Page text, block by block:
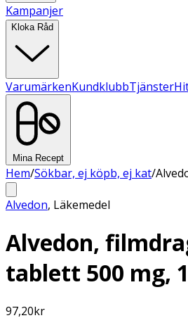
Kampanjer
Kloka Råd
VarumärkenKundklubbTjänster
Mina Recept
Hem/Sökbar, ej köpb, ej kat/
Alvedon, Läkemedel
Alvedon,
tablett 500 mg,
97,20kr